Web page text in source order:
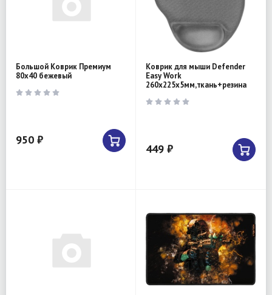
Большой Коврик Премиум
80х40 бежевый
950 ₽
Коврик для мыши Defender
Easy Work
260x225x5мм,ткань+резина
449 ₽